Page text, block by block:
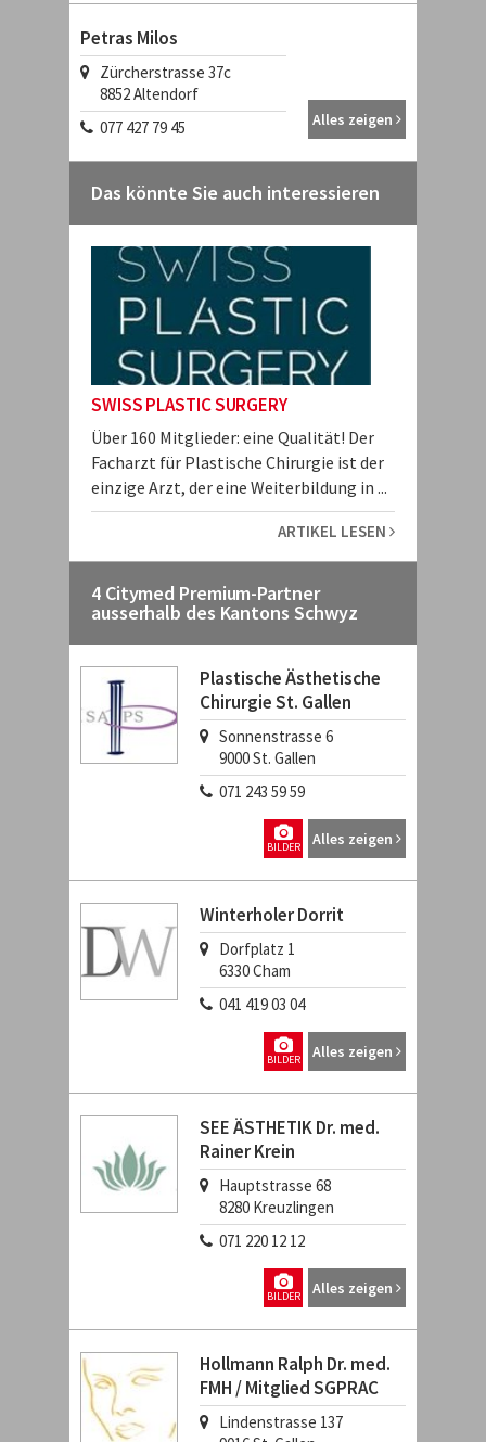
Petras Milos
Zürcherstrasse 37c
8852Altendorf
077 427 79 45
Alles zeigen
Das könnte Sie auch interessieren
SWISS PLASTIC SURGERY
Über 160 Mitglieder: eine Qualität! Der
Facharzt für Plastische Chirurgie ist der
einzige Arzt, der eine Weiterbildung in ...
ARTIKEL LESEN
4 Citymed Premium-Partner
ausserhalb des Kantons Schwyz
Plastische Ästhetische
Chirurgie St. Gallen
Sonnenstrasse 6
9000St. Gallen
071 243 59 59
Alles zeigen
BILDER
Winterholer Dorrit
Dorfplatz 1
6330Cham
041 419 03 04
Alles zeigen
BILDER
SEE ÄSTHETIK Dr. med.
Rainer Krein
Hauptstrasse 68
8280 Kreuzlingen
071 220 12 12
Alles zeigen
BILDER
Hollmann Ralph Dr. med.
FMH / Mitglied SGPRAC
Lindenstrasse 137